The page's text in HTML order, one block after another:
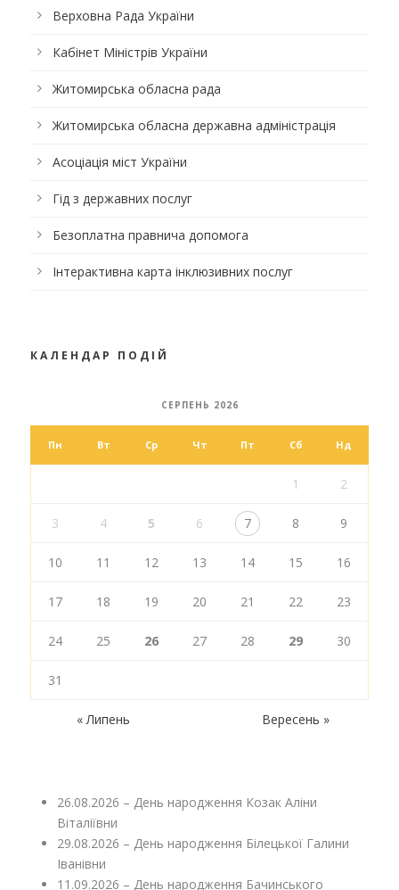
Верховна Рада України
Кабінет Міністрів України
Житомирська обласна рада
Житомирська обласна державна адміністрація
Асоціація міст України
Гід з державних послуг
Безоплатна правнича допомога
Інтерактивна карта інклюзивних послуг
КАЛЕНДАР ПОДІЙ
СЕРПЕНЬ 2026
Пн Вт Ср Чт Пт Сб Нд
1 2
3 4 5 6 7 8 9
10 11 12 13 14 15 16
17 18 19 20 21 22 23
24 25 26 27 28 29 30
31
« Липень Вересень »
26.08.2026 – День народження Козак Аліни
Віталіївни
29.08.2026 – День народження Білецької Галини
Іванівни
11.09.2026 – День народження Бачинського